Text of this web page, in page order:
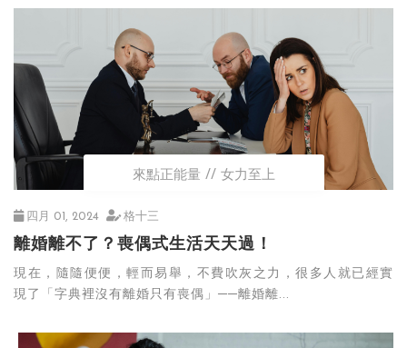
來點正能量 女力至上
四月 01, 2024 格十三
離婚離不了？喪偶式生活天天過！
現在，隨隨便便，輕而易舉，不費吹灰之力，很多人就已經實
現了「字典裡沒有離婚只有喪偶」──離婚離...